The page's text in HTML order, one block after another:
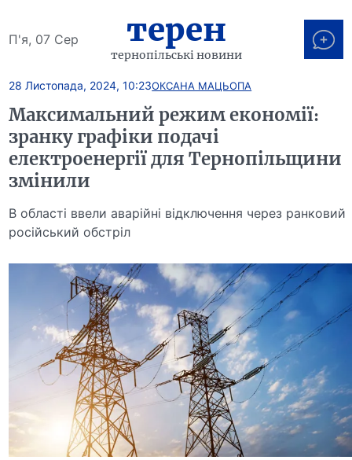
П'я, 07 Сер терен
тернопільські новини
28 Листопада, 2024, 10:23ОКСАНА МАЦЬОПА
Максимальний режим економії:
зранку графіки подачі
електроенергії для Тернопільщини
змінили
В області ввели аварійні відключення через ранковий
російський обстріл